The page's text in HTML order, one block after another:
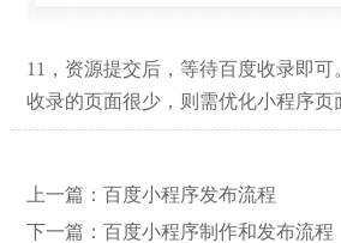
11，资源提交后，等待百度收录即
收录的页面很少，则需优化小程序页
上一篇： 百度小程序发布流程
下一篇： 百度小程序制作和发布流程